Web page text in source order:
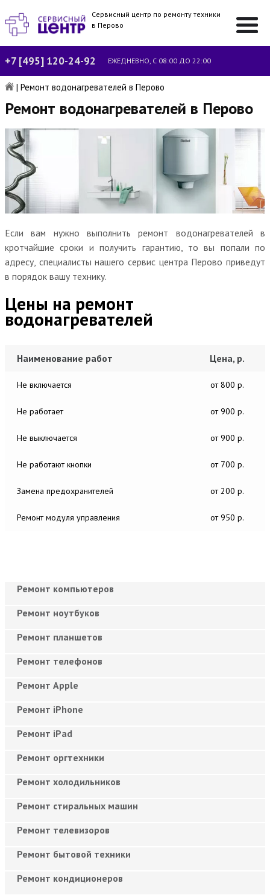
Сервисный центр по ремонту техники
в Перово
+7 [495] 120-24-92 ЕЖЕДНЕВНО, С 08:00 ДО 22:00
| Ремонт водонагревателей в Перово
Ремонт водонагревателей в Перово
Если вам нужно выполнить ремонт водонагревателей в
кротчайшие сроки и получить гарантию, то вы попали по
адресу, специалисты нашего сервис центра Перово приведут
в порядок вашу технику.
Цены на ремонт
водонагревателей
Наименование работ Цена, р.
Не включается от 800 р.
Не работает от 900 р.
Не выключается от 900 р.
Не работают кнопки от 700 р.
Замена предохранителей от 200 р.
Ремонт модуля управления от 950 р.
Ремонт компьютеров
Ремонт ноутбуков
Ремонт планшетов
Ремонт телефонов
Ремонт Apple
Ремонт iPhone
Ремонт iPad
Ремонт оргтехники
Ремонт холодильников
Ремонт стиральных машин
Ремонт телевизоров
Ремонт бытовой техники
Ремонт кондиционеров